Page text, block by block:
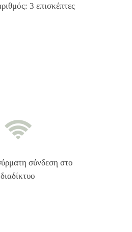
3 επισκέπτες
σύνδεση στο
διαδίκτυο